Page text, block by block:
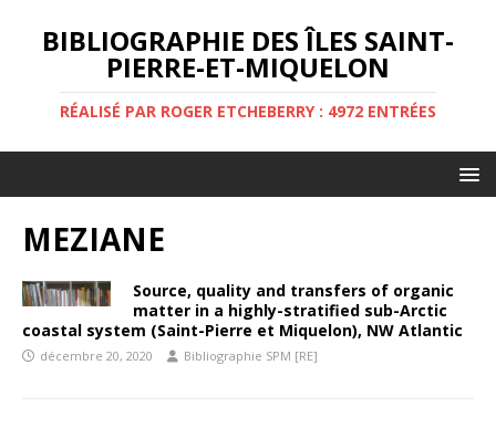
BIBLIOGRAPHIE DES ÎLES SAINT-
PIERRE-ET-MIQUELON
RÉALISÉ PAR ROGER ETCHEBERRY : 4972 ENTRÉES
MEZIANE
Source, quality and transfers of organic
matter in a highly-stratified sub-Arctic
coastal system (Saint-Pierre et Miquelon), NW Atlantic
décembre 20, 2020 Bibliographie SPM [RE]